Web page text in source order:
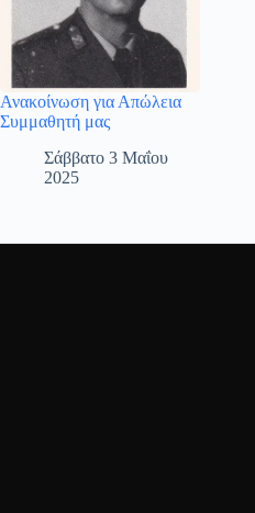
Ανακοίνωση για Απώλεια
Συμμαθητή μας
Σάββατο 3 Μαΐου
2025